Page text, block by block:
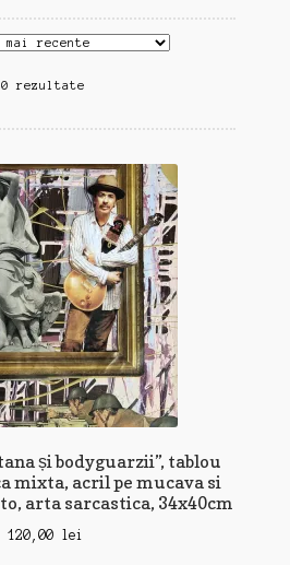
rezultateSortat
cele
recente
și bodyguarzii”, tablou
mixta, acril pe mucava si
arta sarcastica, 34x40cm
120,00 lei